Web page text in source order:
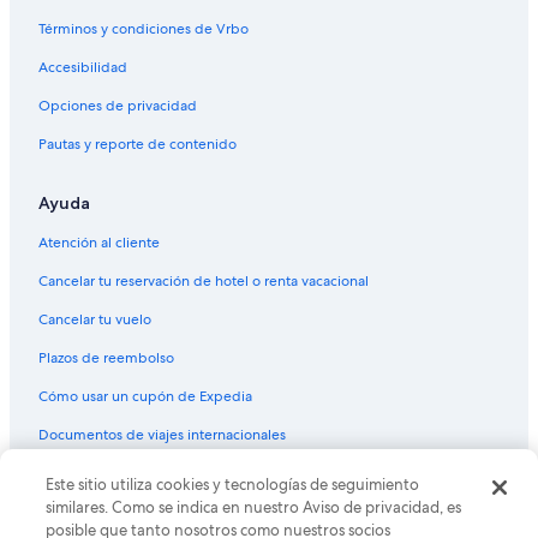
Vuelos de Lima (LIM) a Mesa (AZA)
Vuelos de Medford (MFR) a Mesa (AZA)
Vuelos de Moline (MLI) a Mesa (AZA)
Vuelos de Omaha (OMA) a Mesa (AZA)
Vuelos de Portland (PDX) a Mesa (AZA)
Vuelos de Filadelfia (PHL) a Mesa (AZA)
Vuelos de Panamá (PTY) a Mesa (AZA)
Términos y condiciones de Vrbo
Accesibilidad
Opciones de privacidad
Pautas y reporte de contenido
Ayuda
Atención al cliente
Cancelar tu reservación de hotel o renta vacacional
Cancelar tu vuelo
Plazos de reembolso
Cómo usar un cupón de Expedia
Documentos de viajes internacionales
© 2026 Expedia, Inc., una empresa de Expedia Group. Todos los
derechos reservados. Expedia y el logo de Expedia son marcas
registradas o marcas comerciales de Expedia, Inc. CST# 2029030-50.
Este sitio utiliza cookies y tecnologías de seguimiento
similares. Como se indica en nuestro Aviso de privacidad, es
posible que tanto nosotros como nuestros socios